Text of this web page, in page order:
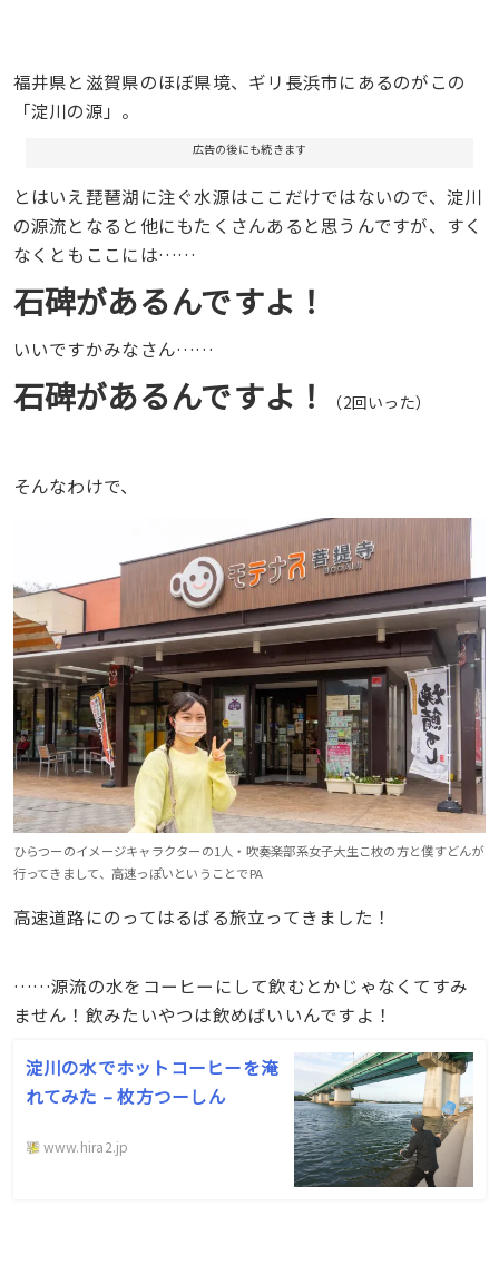
福井県と滋賀県のほぼ県境、ギリ長浜市にあるのがこの
「淀川の源」。
広告の後にも続きます
とはいえ琵琶湖に注ぐ水源はここだけではないので、淀川
の源流となると他にもたくさんあると思うんですが、すく
なくともここには……
石碑があるんですよ！
いいですかみなさん……
石碑があるんですよ！ （2回いった）
そんなわけで、
ひらつーのイメージキャラクターの1人・吹奏楽部系女子大生こ枚の方と僕すどんが
行ってきまして、高速っぽいということでPA
高速道路にのってはるばる旅立ってきました！
……源流の水をコーヒーにして飲むとかじゃなくてすみ
ません！飲みたいやつは飲めばいいんですよ！
淀川の水でホットコーヒーを淹
れてみた – 枚方つーしん
www.hira2.jp